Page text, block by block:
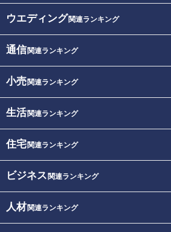
ウエディング関連ランキング
通信関連ランキング
小売関連ランキング
生活関連ランキング
住宅関連ランキング
ビジネス 関連ランキング
人材関連ランキング